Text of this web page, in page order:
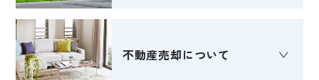
不動産売却について